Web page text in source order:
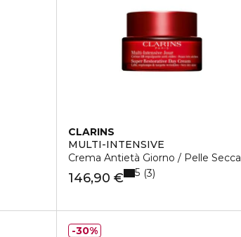
CLARINS
MULTI-INTENSIVE
Crema Antietà Giorno / Pelle Secca
146,90 € 5 3
30%